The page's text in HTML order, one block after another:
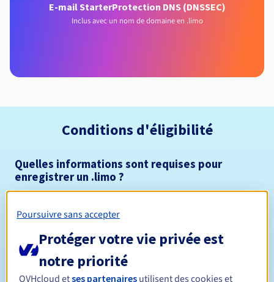
E-mail StarterProtection DNS (DNSSEC)
Inclus avec un nom de domaine en .limo
Conditions d'éligibilité
Quelles informations sont requises pour
enregistrer un .limo ?
Ouvert à toutes les personnes physiques ou morales, sans
Règles de gestion et notifications
Durée de réservation
Poursuivre sans accepter
Protéger votre vie privée est
notre priorité
OVHcloud etses partenaires utilisent des cookies et